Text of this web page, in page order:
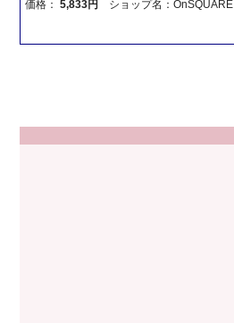
価格：5,833円 ショップ名：OnSQUARE